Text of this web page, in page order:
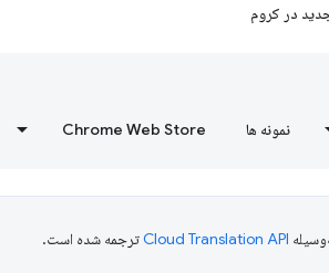
در کروم
نمونه ها Chrome Web Store
ترجمه شده است.